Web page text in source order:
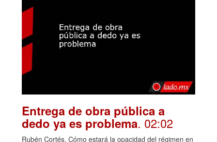
Entrega de obra pública a
dedo ya es problema. 02:02
Rubén Cortés. Cómo estará la opacidad del régimen en